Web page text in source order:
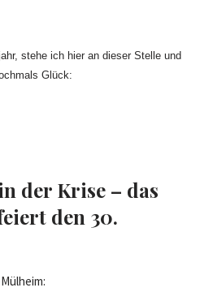
stehe ich hier an dieser Stelle und
Glück:
der Krise – das
den 30.